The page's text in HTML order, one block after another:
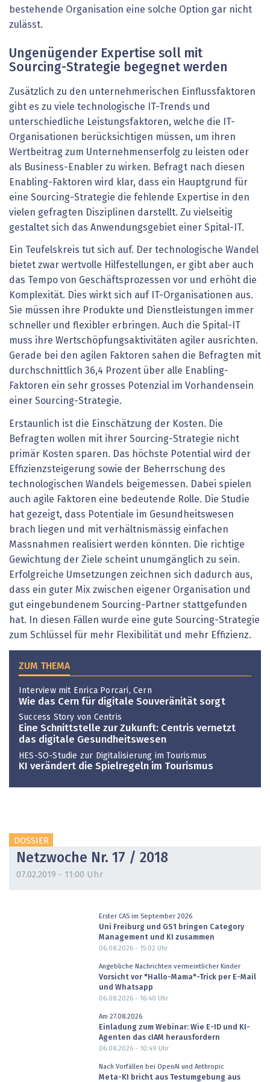
bestehende Organisation eine solche Option gar nicht
zulässt.
Ungenügender Expertise soll mit
Sourcing-Strategie begegnet werden
Zusätzlich zu den unternehmerischen Einflussfaktoren
gibt es zu viele technologische IT-Trends und
unterschiedliche Leistungsfaktoren, welche die IT-
Organisationen berücksichtigen müssen, um ihren
Wertbeitrag zum Unternehmenserfolg zu leisten oder
als Business-Enabler zu wirken. Befragt nach diesen
Enabling-Faktoren wird klar, dass ein Hauptgrund für
eine Sourcing-Strategie die fehlende Expertise in den
vielen gefragten Disziplinen darstellt. Zu vielseitig
gestaltet sich das Anwendungsgebiet einer Spital-IT.
Ein Teufelskreis tut sich auf. Der technologische Wandel
bietet zwar wertvolle Hilfestellungen, er gibt aber auch
das Tempo von Geschäftsprozessen vor und erhöht die
Komplexität. Dies wirkt sich auf IT-Organisationen aus.
Sie müssen ihre Produkte und Dienstleistungen immer
schneller und flexibler erbringen. Auch die Spital-IT
muss ihre Wertschöpfungsaktivitäten agiler ausrichten.
Gerade bei den agilen Faktoren sahen die Befragten mit
durchschnittlich 36,4 Prozent über alle Enabling-
Faktoren ein sehr grosses Potenzial im Vorhandensein
einer Sourcing-Strategie.
Erstaunlich ist die Einschätzung der Kosten. Die
Befragten wollen mit ihrer Sourcing-Strategie nicht
primär Kosten sparen. Das höchste Potential wird der
Effizienzsteigerung sowie der Beherrschung des
technologischen Wandels beigemessen. Dabei spielen
auch agile Faktoren eine bedeutende Rolle. Die Studie
hat gezeigt, dass Potentiale im Gesundheitswesen
brach liegen und mit verhältnismässig einfachen
Massnahmen realisiert werden könnten. Die richtige
Gewichtung der Ziele scheint unumgänglich zu sein.
Erfolgreiche Umsetzungen zeichnen sich dadurch aus,
dass ein guter Mix zwischen eigener Organisation und
gut eingebundenem Sourcing-Partner stattgefunden
hat. In diesen Fällen wurde eine gute Sourcing-Strategie
zum Schlüssel für mehr Flexibilität und mehr Effizienz.
ZUM THEMA
Interview mit Enrica Porcari, Cern
Wie das Cern für digitale Souveränität sorgt
Success Story von Centris
Eine Schnittstelle zur Zukunft: Centris vernetzt
das digitale Gesundheitswesen
HES-SO-Studie zur Digitalisierung im Tourismus
KI verändert die Spielregeln im Tourismus
DOSSIER
Netzwoche Nr. 17 / 2018
07.02.2019 - 11:00 Uhr
Erster CAS im September 2026
Uni Freiburg und GS1 bringen Category
Management und KI zusammen
06.08.2026 - 15:02 Uhr
Angebliche Nachrichten vermeintlicher Kinder
Vorsicht vor "Hallo-Mama"-Trick per E-Mail
und Whatsapp
06.08.2026 - 16:40 Uhr
Am 27.08.2026
Einladung zum Webinar: Wie E-ID und KI-
Agenten das cIAM herausfordern
06.08.2026 - 10:49 Uhr
Nach Vorfällen bei OpenAI und Anthropic
Meta-KI bricht aus Testumgebung aus